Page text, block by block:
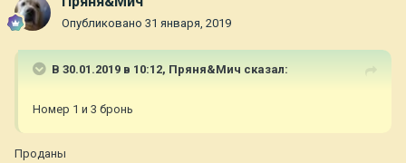
Опубликовано 31 января, 2019
В 30.01.2019 в 10:12, Пряня&Мич сказал:
Номер 1 и 3 бронь
Проданы